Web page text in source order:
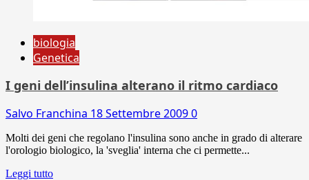
biologia
Genetica
I geni dell’insulina alterano il ritmo cardiaco
Salvo Franchina 18 Settembre 20090
Molti dei geni che regolano l'insulina sono anche in grado di alterare
l'orologio biologico, la 'sveglia' interna che ci permette...
Leggi tutto